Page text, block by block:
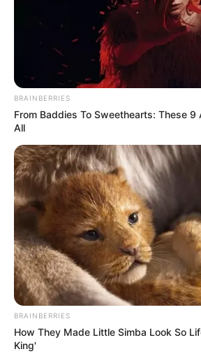
BRAINBERRIES
From Baddies To Sweethearts: These
All
BRAINBERRIES
How They Made Little Simba Look So
King'